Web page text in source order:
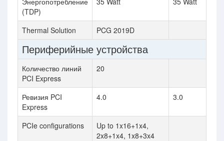
(TDP)
Thermal Solution PCG 2019D
Периферийные устройства
Количество линий
PCI Express
20
Ревизия PCI
Express
4.0 3.0
PCIe configurations
Up to 1x16+1x4,
2x8+1x4, 1x8+3x4